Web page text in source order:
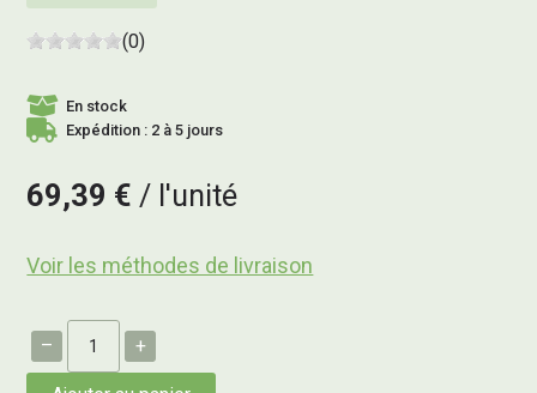
(0)
En stock
Expédition : 2 à 5 jours
69,39 € l'unité
Voir les méthodes de livraison
– +